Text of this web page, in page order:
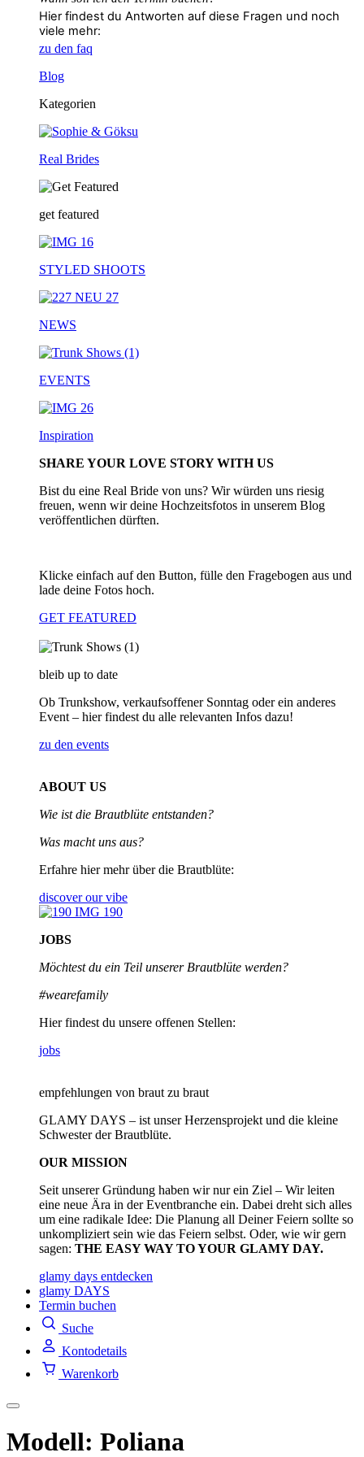
Hier findest du Antworten auf diese Fragen und noch
viele mehr:
zu den faq
Blog
Kategorien
Real Brides
get featured
STYLED SHOOTS
NEWS
EVENTS
Inspiration
SHARE YOUR LOVE STORY WITH US
Bist du eine Real Bride von uns? Wir würden uns riesig
freuen, wenn wir deine Hochzeitsfotos in unserem Blog
veröffentlichen dürften.
Klicke einfach auf den Button, fülle den Fragebogen aus und
lade deine Fotos hoch.
GET FEATURED
bleib up to date
Ob Trunkshow, verkaufsoffener Sonntag oder ein anderes
Event – hier findest du alle relevanten Infos dazu!
zu den events
ABOUT US
Wie ist die Brautblüte entstanden?
Was macht uns aus?
Erfahre hier mehr über die Brautblüte:
discover our vibe
JOBS
Möchtest du ein Teil unsererBrautblüte werden?
#wearefamily
Hier findest du unsere offenen Stellen:
jobs
empfehlungen von braut zu braut
GLAMY DAYS – ist unser Herzensprojekt und die kleine
Schwester der Brautblüte.
OUR MISSION
Seit unserer Gründung haben wir nur ein Ziel – Wir leiten
eine neue Ära in der Eventbranche ein. Dabei dreht sich alles
um eine radikale Idee: Die Planung all Deiner Feiern sollte so
unkompliziert sein wie das Feiern selbst. Oder, wie wir gern
sagen: THE EASY WAY TO YOUR GLAMY DAY.
glamy days entdecken
glamy DAYS
Termin buchen
Suche
Kontodetails
Warenkorb
Modell: Poliana